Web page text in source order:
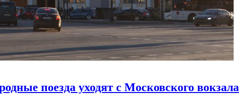
поезда уходят с Московского вокзала